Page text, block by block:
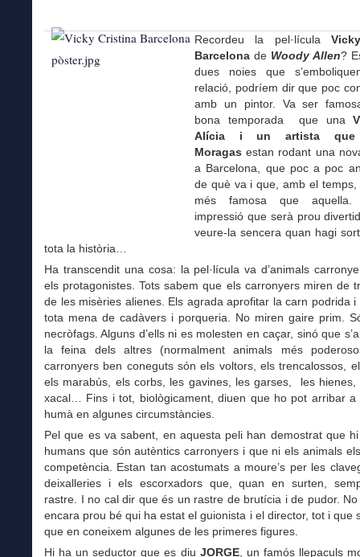
Recordeu la pel·lícula
Barcelona de Woody Allen?
dues noies que
relació, podríem dir que poc
amb un pintor. Va ser
bona temporada que una
Alícia i un artista
Moragas estan rodant una
a Barcelona, que poc a poc
de què va i que, amb el
més famosa que
impressió que serà prou
veure-la sencera quan hagi
tota la història…
Ha transcendit una cosa: la pel·lícula va d’animals
els protagonistes. Tots sabem que els carronyers miren de
de les misèries alienes. Els agrada aprofitar la carn podrida i
tota mena de cadàvers i porqueria. No miren gaire prim.
necròfags. Alguns d’ells ni es molesten en caçar, sinó que
la feina dels altres (normalment animals més
carronyers ben coneguts són els voltors, els trencalossos,
els marabús, els corbs, les gavines, les garses, les hienes,
xacal… Fins i tot, biològicament, diuen que ho pot arribar a
humà en algunes circumstàncies.
Pel que es va sabent, en aquesta peli han demostrat que
humans que són autèntics carronyers i que ni els animals
competència. Estan tan acostumats a moure’s per les
deixalleries i els escorxadors que, quan en surten,
rastre. I no cal dir que és un rastre de brutícia i de pudor. No
encara prou bé qui ha estat el guionista i el director, tot i que
que en coneixem algunes de les primeres figures.
Hi ha un seductor que es diu JORGE, un famós llepaculs